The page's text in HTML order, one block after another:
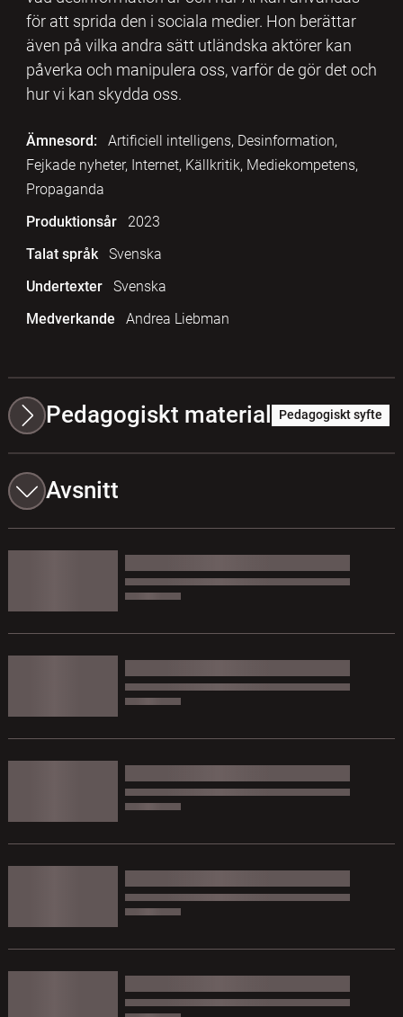
för att sprida den i sociala medier. Hon berättar
även på vilka andra sätt utländska aktörer kan
påverka och manipulera oss, varför de gör det och
hur vi kan skydda oss.
Ämnesord:
Artificiell intelligens, Desinformation,
Fejkade nyheter, Internet, Källkritik, Mediekompetens,
Propaganda
Produktionsår
2023
Talat språk
Svenska
Undertexter
Svenska
Medverkande
Andrea Liebman
Pedagogiskt material Pedagogiskt syfte
Avsnitt